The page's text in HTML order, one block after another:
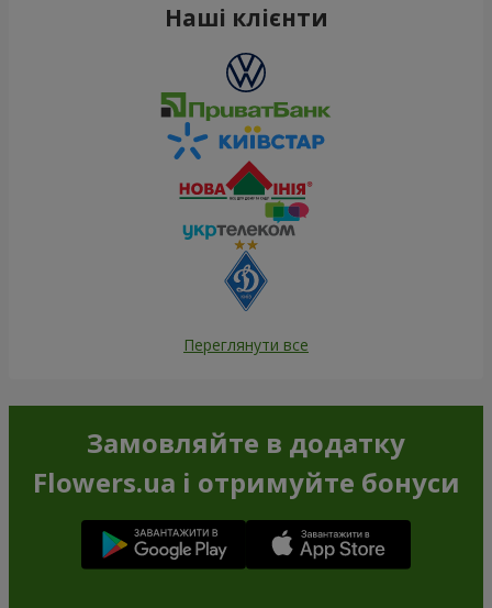
Наші клієнти
Переглянути все
Замовляйте в додатку
Flowers.ua і отримуйте бонуси